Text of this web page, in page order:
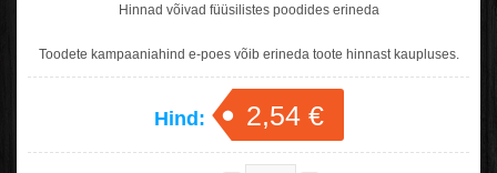
Hinnad võivad füüsilistes poodides erineda
Toodete kampaaniahind e-poes võib erineda toote hinnast kaupluses.
Hind: 2,54 €